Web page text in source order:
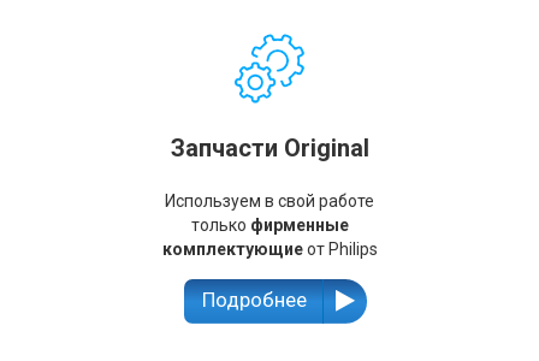
Запчасти Original
Используем в свой работе
только фирменные
комплектующиеот Philips
Подробнее